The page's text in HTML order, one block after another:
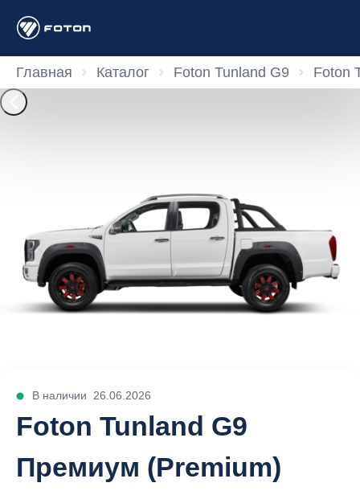
Главная Каталог Foton Tunland G9 Foton
В наличии 26.06.2026
Foton Tunland G9
Премиум (Premium)